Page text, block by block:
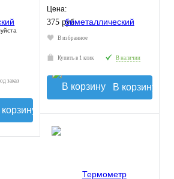
заказ
Цена:
375 руб.
В избранное
Купить в 1 клик В наличии
В корзину